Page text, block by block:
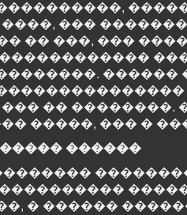
���
�� ���, ���
������
�� ��������.
�����, ��� �
������
� ������